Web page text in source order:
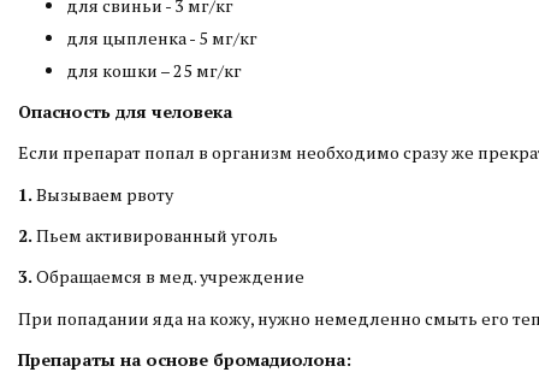
для свиньи - 3 мг/кг
для цыпленка - 5 мг/кг
для кошки – 25 мг/кг
Опасность для человека
Если препарат попал в организм необходимо сразу же
1.Вызываем рвоту
2.Пьем активированный уголь
3.Обращаемся в мед. учреждение
При попадании яда на кожу, нужно немедленно смыть его
Препараты на основе бромадиолона: